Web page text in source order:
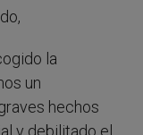
la
un
hechos